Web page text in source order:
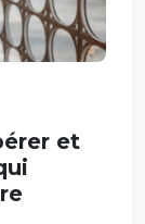
et